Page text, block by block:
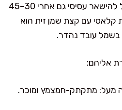
לכן אני בוחרת רוטב שיכול להישאר עסיסי גם אחרי 30–45
קלאסי עם קצת שמן זית הוא
עובד נהדר.
אליהם: